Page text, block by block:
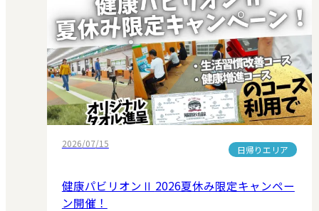
2026/07/15
日帰りエリア
健康パビリオンⅡ 2026夏休み限定キャンペー
ン開催！